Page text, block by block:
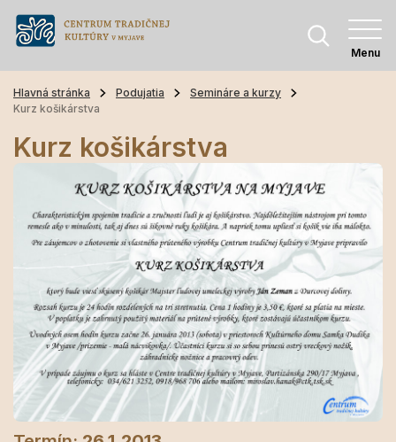
Menu
Hlavná stránka Podujatia
Semináre a kurzy
Kurz košikárstva
Kurz košikárstva